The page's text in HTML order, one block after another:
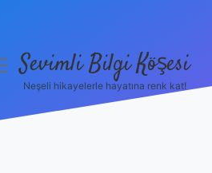
Sevimli Bilgi Köşesi
Neşeli hikayelerle hayatına renk kat!